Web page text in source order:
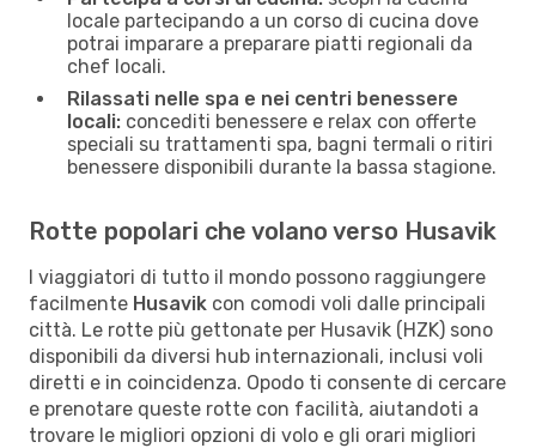
locale partecipando a un corso di cucina dove
potrai imparare a preparare piatti regionali da
chef locali.
Rilassati nelle spa e nei centri benessere
locali: concediti benessere e relax con offerte
speciali su trattamenti spa, bagni termali o ritiri
benessere disponibili durante la bassa stagione.
Rotte popolari che volano verso Husavik
I viaggiatori di tutto il mondo possono raggiungere
facilmente Husavik con comodi voli dalle principali
città. Le rotte più gettonate per Husavik (HZK) sono
disponibili da diversi hub internazionali, inclusi voli
diretti e in coincidenza. Opodo ti consente di cercare
e prenotare queste rotte con facilità, aiutandoti a
trovare le migliori opzioni di volo e gli orari migliori